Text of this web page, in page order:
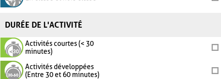
DURÉE DE L'ACTIVITÉ
Activités courtes (< 30
minutes)
Activités développées
(Entre 30 et 60 minutes)